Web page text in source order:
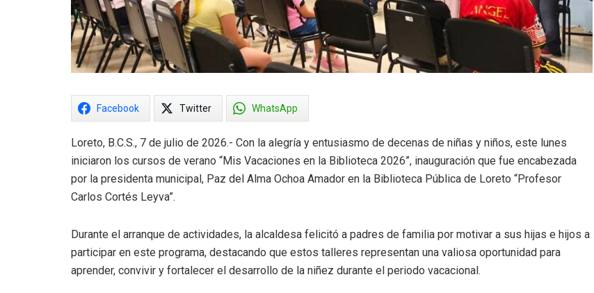
Facebook Twitter WhatsApp
Loreto, B.C.S., 7 de julio de 2026.- Con la alegría y entusiasmo de decenas de niñas y niños, este lunes
iniciaron los cursos de verano “Mis Vacaciones en la Biblioteca 2026”, inauguración que fue encabezada
por la presidenta municipal, Paz del Alma Ochoa Amador en la Biblioteca Pública de Loreto “Profesor
Carlos Cortés Leyva”.
Durante el arranque de actividades, la alcaldesa felicitó a padres de familia por motivar a sus hijas e hijos a
participar en este programa, destacando que estos talleres representan una valiosa oportunidad para
aprender, convivir y fortalecer el desarrollo de la niñez durante el periodo vacacional.